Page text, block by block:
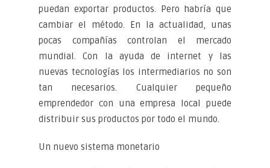
puedan exportar productos. Pero habría que
cambiar el método. En la actualidad, unas
pocas compañías controlan el mercado
mundial. Con la ayuda de internet y las
nuevas tecnologías los intermediarios no son
tan necesarios. Cualquier pequeño
emprendedor con una empresa local puede
distribuir sus productos por todo el mundo.
Un nuevo sistema monetario